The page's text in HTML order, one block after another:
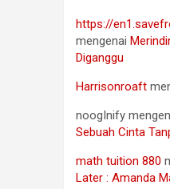
https://
mengenai
Diganggu
Harrisonroaft
noogInify
Sebuah Cinta
math tuition 880
Later : Amanda